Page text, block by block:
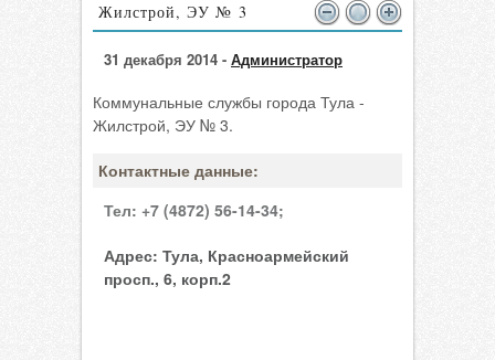
Жилстрой, ЭУ № 3
31 декабря 2014 - Администратор
Коммунальные службы города Тула -
Жилстрой, ЭУ № 3.
Контактные данные:
Тел: +7 (4872) 56-14-34;
Адрес: Тула, Красноармейский
просп., 6, корп.2